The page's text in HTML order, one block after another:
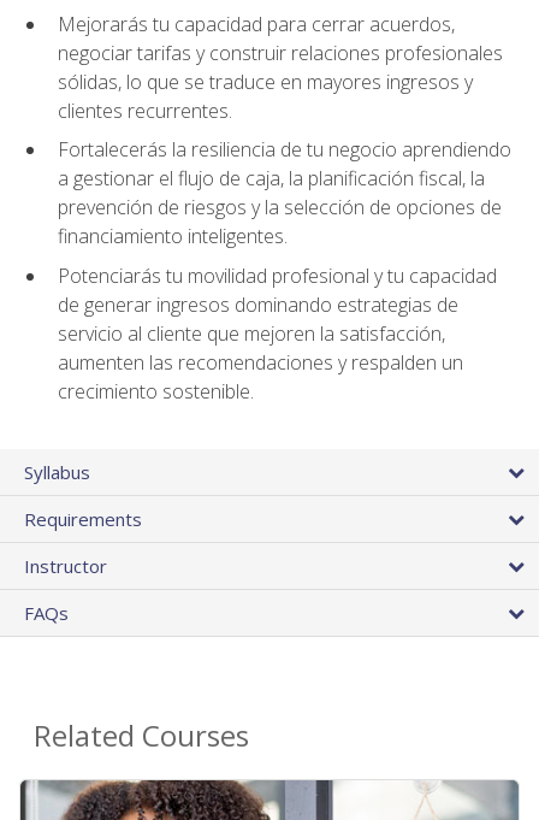
Mejorarás tu capacidad para cerrar acuerdos,
negociar tarifas y construir relaciones profesionales
sólidas, lo que se traduce en mayores ingresos y
clientes recurrentes.
Fortalecerás la resiliencia de tu negocio aprendiendo
a gestionar el flujo de caja, la planificación fiscal, la
prevención de riesgos y la selección de opciones de
financiamiento inteligentes.
Potenciarás tu movilidad profesional y tu capacidad
de generar ingresos dominando estrategias de
servicio al cliente que mejoren la satisfacción,
aumenten las recomendaciones y respalden un
crecimiento sostenible.
Syllabus
Requirements
Instructor
FAQs
Related Courses